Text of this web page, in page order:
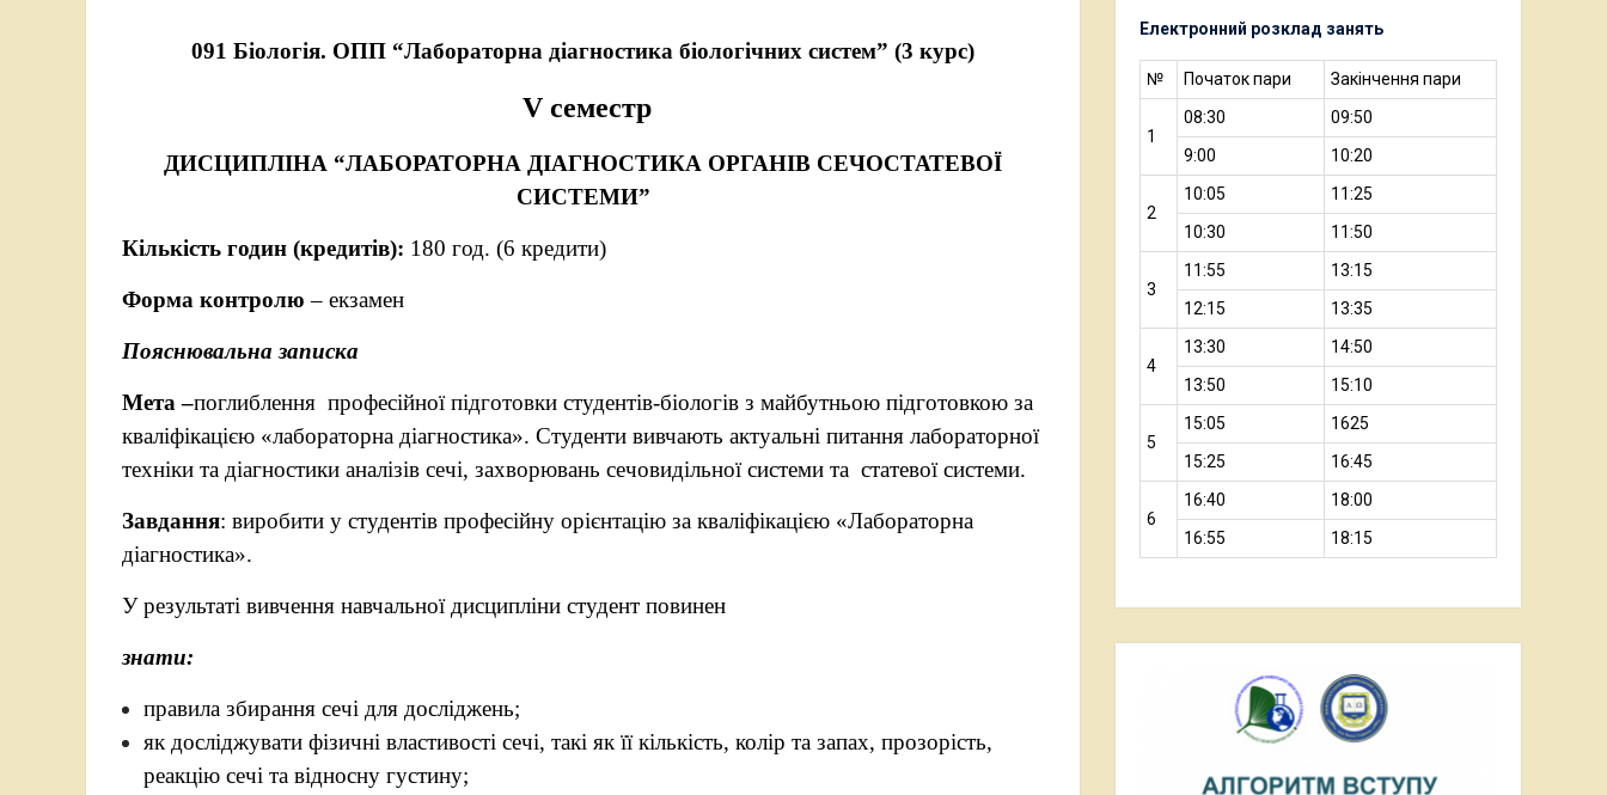
091 Біологія. ОПП “Лабораторна діагностика біологічних систем” (3 курс)
V семестр
ДИСЦИПЛІНА “ЛАБОРАТОРНА ДІАГНОСТИКА ОРГАНІВ СЕЧОСТАТЕВОЇ
СИСТЕМИ”
Кількість годин (кредитів): 180 год. (6 кредити)
Форма контролю – екзамен
Пояснювальна записка
Мета –поглиблення професійної підготовки студентів-біологів з майбутньою підготовкою за
кваліфікацією «лабораторна діагностика». Студенти вивчають актуальні питання лабораторної
техніки та діагностики аналізів сечі, захворювань сечовидільної системи та статевої системи.
Завдання: виробити у студентів професійну орієнтацію за кваліфікацією «Лабораторна
діагностика».
У результаті вивчення навчальної дисципліни студент повинен
знати:
правила збирання сечі для досліджень;
як досліджувати фізичні властивості сечі, такі як її кількість, колір та запах, прозорість,
реакцію сечі та відносну густину;
Електронний розклад занять
№ Початок пари Закінчення пари
1
08:30
09:50
9:00
10:20
2
10:05
11:25
10:30
11:50
3
11:55
13:15
12:15
13:35
4
13:30
14:50
13:50
15:10
5
15:05
1625
15:25
16:45
6
16:40
18:00
16:55
18:15